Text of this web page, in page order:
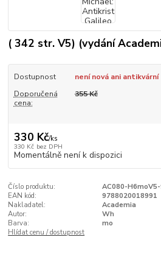
( 342 str. V5) (vydání
Dostupnost
není nová ani antikvární
Doporučená
cena:
355 Kč
330 Kč/ks
330 Kč bez DPH
Momentálně není k dispozici
Číslo produktu:
AC080-
EAN kód:
9788020018991
Nakladatel:
Academia
Autor:
Wh
Barva:
mo
Hlídat cenu / dostupnost